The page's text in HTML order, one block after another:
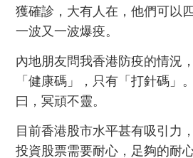
獲確診，大有人在，他們可以
一波又一波爆疫。
內地朋友問我香港防疫的情況
「健康碼」，只有「打針碼」
曰，冥頑不靈。
目前香港股市水平甚有吸引力
投資股票需要耐心，足夠的耐